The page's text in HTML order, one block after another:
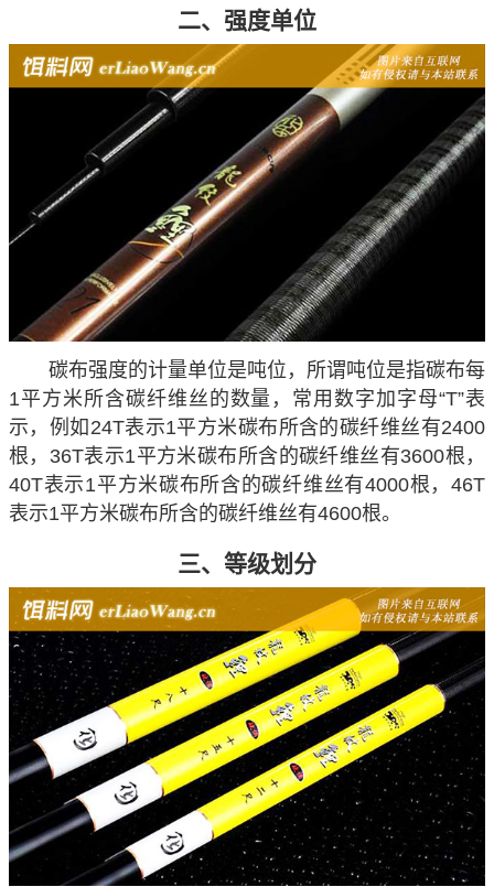
二、强度单位
碳布强度的计量单位是吨位，所谓吨位是指碳布每
1平方米所含碳纤维丝的数量，常用数字加字母“T”表
示，例如24T表示1平方米碳布所含的碳纤维丝有2400
根，36T表示1平方米碳布所含的碳纤维丝有3600根，
40T表示1平方米碳布所含的碳纤维丝有4000根，46T
表示1平方米碳布所含的碳纤维丝有4600根。
三、等级划分